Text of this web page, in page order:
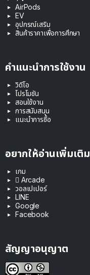
AirPods
EV
อุปกรณ์เสริม
สินค้าราคาเพื่อการศึกษา
คำแนะนำการใช้งาน
วิดีโอ
โปรโมชัน
สอนใช้งาน
การสนับสนุน
แนะนำการซื้อ
อยากให้อ่านเพิ่มเติม
เกม
 Arcade
วอลเปเปอร์
LINE
Google
Facebook
สัญญาอนุญาต